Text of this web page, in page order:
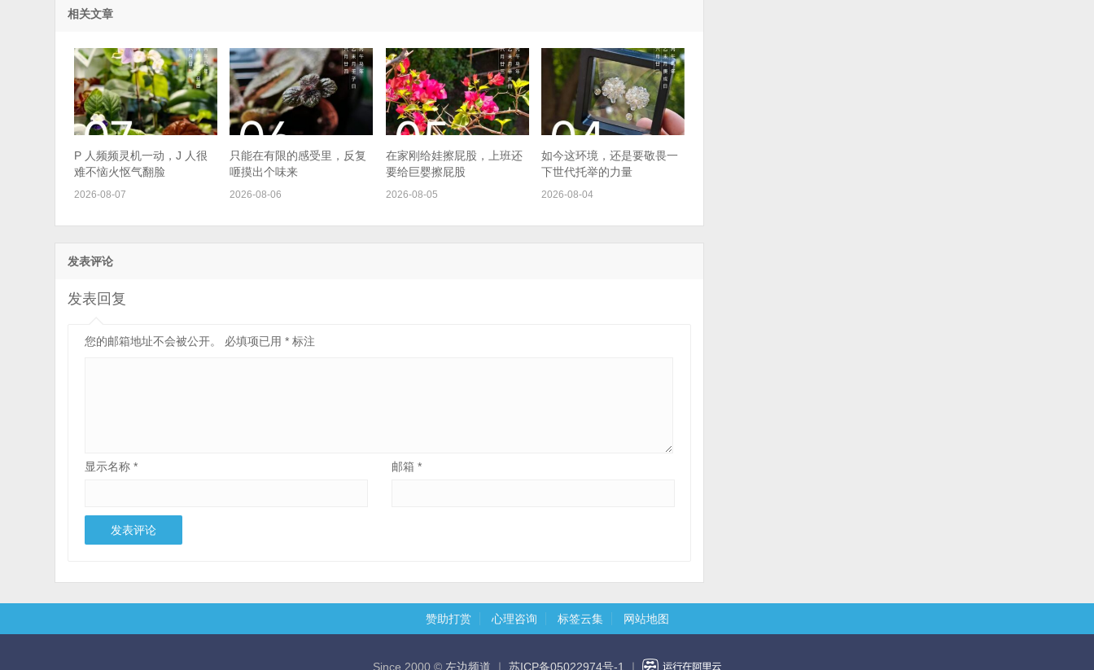
相关文章
P 人频频灵机一动，J 人很
难不恼火怄气翻脸
2026-08-07
只能在有限的感受里，反复
咂摸出个味来
2026-08-06
在家刚给娃擦屁股，上班还
要给巨婴擦屁股
2026-08-05
如今这环境，还是要敬畏一
下世代托举的力量
2026-08-04
发表评论
发表回复
您的邮箱地址不会被公开。 必填项已用* 标注
显示名称* 邮箱 *
赞助打赏 心理咨询 标签云集 网站地图
Since 2000 © 左边频道 ｜ 苏ICP备05022974号-1 ｜